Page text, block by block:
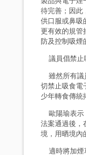
待完善；因此
供口服或鼻吸
更有效的規管
防及控制吸煙
議員倡禁止
雖然所有議
切禁止吸食電
少年轉食傳統
歐陽瑜表示
法案通過後，
境，用晒境內
適時將加煙